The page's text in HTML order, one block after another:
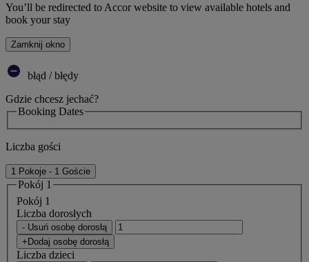
You’ll be redirected to Accor website to view available hotels and
book your stay
Zamknij okno
błąd / błędy
Gdzie chcesz jechać?
Booking Dates
Liczba gości
1 Pokoje - 1 Goście
Pokój 1
Pokój 1
Liczba dorosłych
- Usuń osobę dorosłą
+Dodaj osobę dorosłą
Liczba dzieci